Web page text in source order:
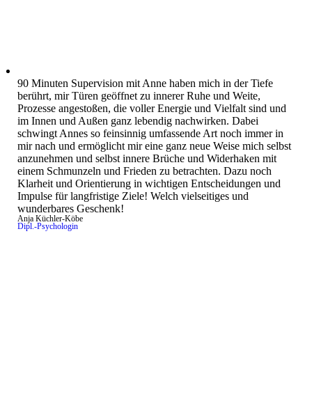
90 Minuten Supervision mit Anne haben mich in der Tiefe
berührt, mir Türen geöffnet zu innerer Ruhe und Weite,
Prozesse angestoßen, die voller Energie und Vielfalt sind und
im Innen und Außen ganz lebendig nachwirken. Dabei
schwingt Annes so feinsinnig umfassende Art noch immer in
mir nach und ermöglicht mir eine ganz neue Weise mich selbst
anzunehmen und selbst innere Brüche und Widerhaken mit
einem Schmunzeln und Frieden zu betrachten. Dazu noch
Klarheit und Orientierung in wichtigen Entscheidungen und
Impulse für langfristige Ziele! Welch vielseitiges und
wunderbares Geschenk!
Anja Küchler-Köbe
Dipl.-Psychologin